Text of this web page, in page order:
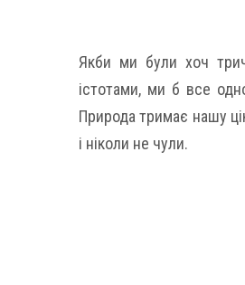
Якби ми були хоч
істотами, ми б все
Природа тримає нашу
і ніколи не чули.